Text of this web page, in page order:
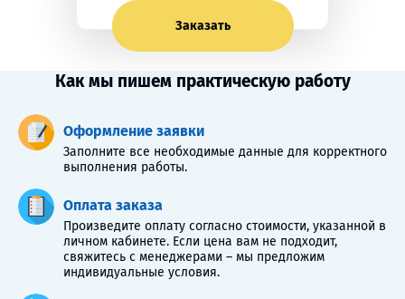
Заказать
Как мы пишем практическую работу
Оформление заявки
Заполните все необходимые данные для корректного
выполнения работы.
Оплата заказа
Произведите оплату согласно стоимости, указанной в
личном кабинете. Если цена вам не подходит,
свяжитесь с менеджерами – мы предложим
индивидуальные условия.